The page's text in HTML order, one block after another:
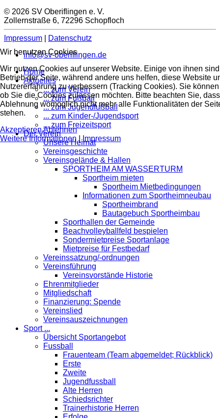
© 2026 SV Oberiflingen e. V.
Zollernstraße 6, 72296 Schopfloch
Impressum
Datenschutz
info@sv-oberiflingen.de
Home
Aktuelles
... zum Verein
... zum Fußball
... zum Jugendfußball
... zum Kinder-/Jugendsport
... zum Freizeitsport
Der Verein
Unsere Heimat
Vereinsgeschichte
Vereinsgelände & Hallen
SPORTHEIM AM WASSERTURM
Sportheim mieten
Sportheim Mietbedingungen
Informationen zum Sportheimneubau
Sportheimbrand
Bautagebuch Sportheimbau
Sporthallen der Gemeinde
Beachvolleyballfeld bespielen
Sondermietpreise Sportanlage
Mietpreise für Festbedarf
Vereinssatzung/-ordnungen
Vereinsführung
Vereinsvorstände Historie
Ehrenmitglieder
Mitgliedschaft
Finanzierung: Spende
Vereinslied
Vereinsauszeichnungen
Sport ...
Übersicht Sportangebot
Fussball
Frauenteam (Team abgemeldet; Rückblick)
Erste
Zweite
Jugendfussball
Alte Herren
Schiedsrichter
Trainerhistorie Herren
Wir benutzen Cookies
Wir nutzen Cookies auf unserer Website. Einige von ihnen
Betrieb der Seite, während andere uns helfen, diese Website
Nutzererfahrung zu verbessern (Tracking Cookies). Sie
ob Sie die Cookies zulassen möchten. Bitte beachten Sie,
Ablehnung womöglich nicht mehr alle Funktionalitäten der
stehen.
Akzeptieren Ablehnen
Weitere Informationen | Impressum